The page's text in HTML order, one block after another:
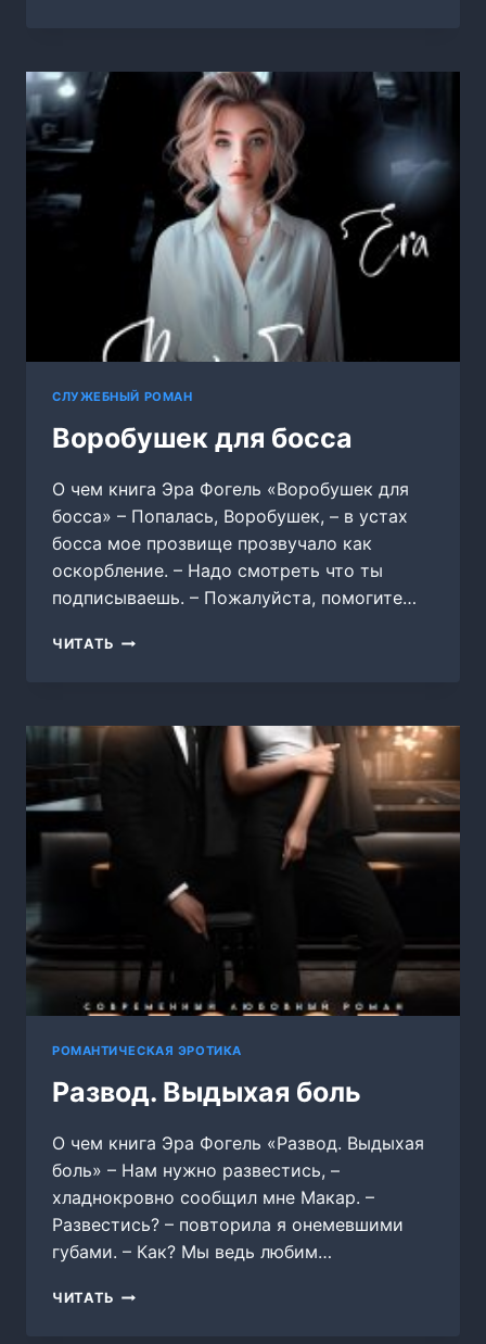
СЛУЖЕБНЫЙ РОМАН
Воробушек для босса
О чем книга Эра Фогель «Воробушек для
босса» – Попалась, Воробушек, – в устах
босса мое прозвище прозвучало как
оскорбление. – Надо смотреть что ты
подписываешь. – Пожалуйста, помогите…
ЧИТАТЬ ВОРОБУШЕК
РОМАНТИЧЕСКАЯ ЭРОТИКА
Развод. Выдыхая боль
О чем книга Эра Фогель «Развод. Выдыхая
боль» – Нам нужно развестись, –
хладнокровно сообщил мне Макар. –
Развестись? – повторила я онемевшими
губами. – Как? Мы ведь любим…
ЧИТАТЬ РАЗВОД.